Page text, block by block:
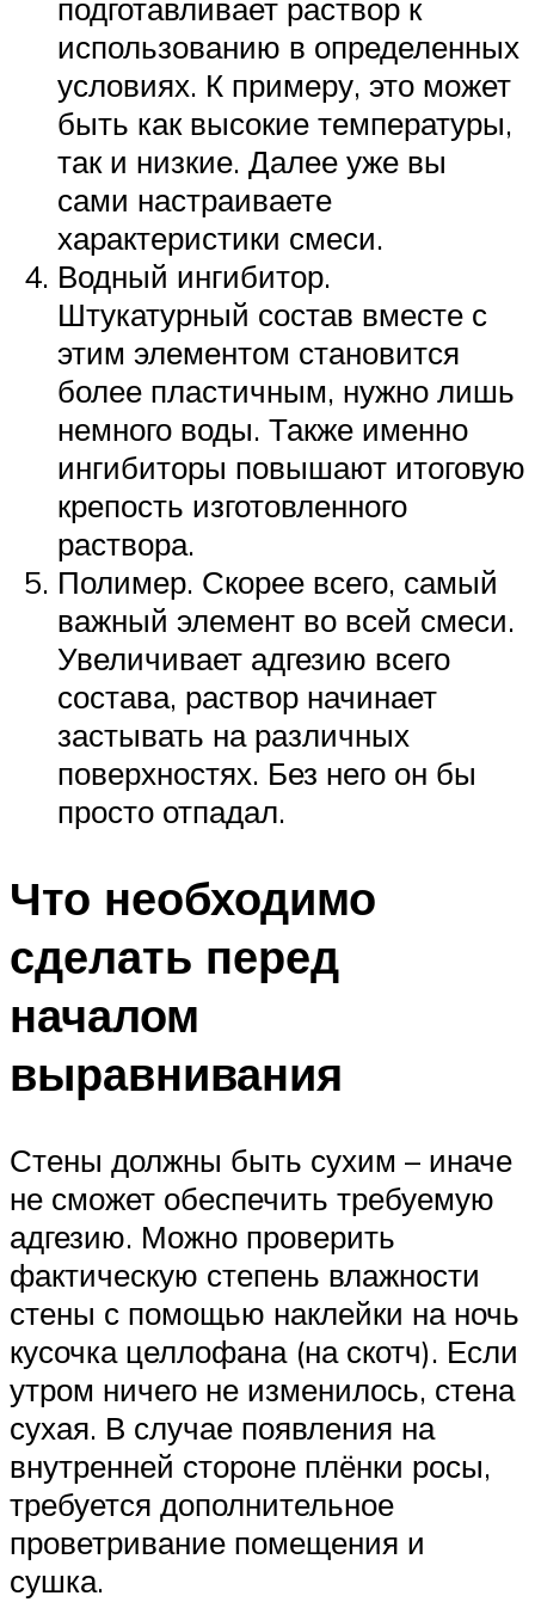
подготавливает раствор к
использованию в определенных
условиях. К примеру, это может
быть как высокие температуры,
так и низкие. Далее уже вы
сами настраиваете
характеристики смеси.
Водный ингибитор.
Штукатурный состав вместе с
этим элементом становится
более пластичным, нужно лишь
немного воды. Также именно
ингибиторы повышают итоговую
крепость изготовленного
раствора.
Полимер. Скорее всего, самый
важный элемент во всей смеси.
Увеличивает адгезию всего
состава, раствор начинает
застывать на различных
поверхностях. Без него он бы
просто отпадал.
Что необходимо
сделать перед
началом
выравнивания
Стены должны быть сухим – иначе
не сможет обеспечить требуемую
адгезию. Можно проверить
фактическую степень влажности
стены с помощью наклейки на ночь
кусочка целлофана (на скотч). Если
утром ничего не изменилось, стена
сухая. В случае появления на
внутренней стороне плёнки росы,
требуется дополнительное
проветривание помещения и
сушка.